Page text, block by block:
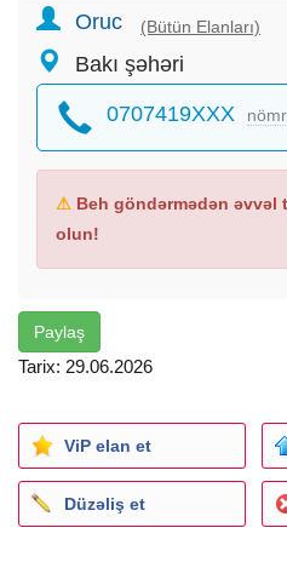
Oruc (Bütün Elanları)
Bakı şəhəri
0707419XXX
⚠ Beh göndərmədən əvvəl
olun!
Paylaş
Tarix: 29.06.2026
ViP elan et
Düzəliş et